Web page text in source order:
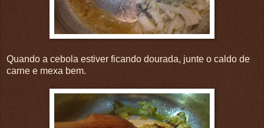
Quando a cebola estiver ficando dourada, junte o caldo de
carne e mexa bem.